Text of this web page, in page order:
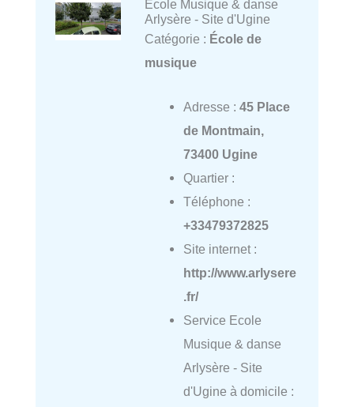
Ecole Musique & danse
Arlysère - Site d'Ugine
Catégorie : École de
musique
Adresse : 45 Place
de Montmain,
73400 Ugine
Quartier :
Téléphone :
+33479372825
Site internet :
http://www.arlysere
.fr/
Service Ecole
Musique & danse
Arlysère - Site
d'Ugine à domicile :